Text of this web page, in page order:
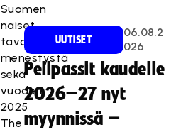
Suomen
naiset
tavoittelivat
menestystä
sekä
vuoden
2025
The
UUTISET
06.08.2
026
Pelipassit kaudelle
2026–27 nyt
myynnissä –